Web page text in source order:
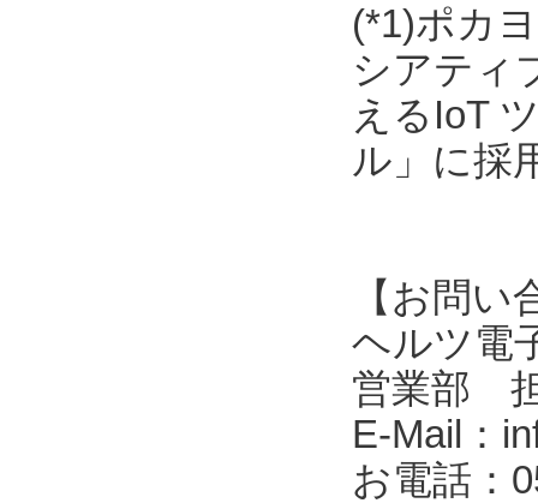
(*1)ポカ
シアティ
えるIoT
ル」に採
【お問い
ヘルツ電
営業部
E-Mail：
お電話：